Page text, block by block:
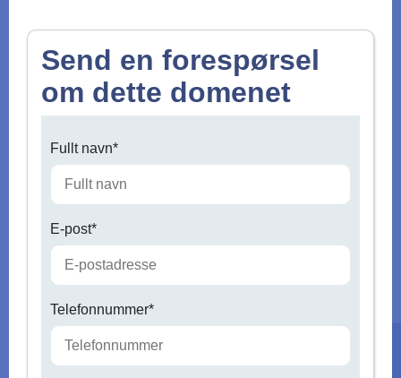
Send en forespørsel
om dette domenet
Fullt navn*
E-post*
Telefonnummer*